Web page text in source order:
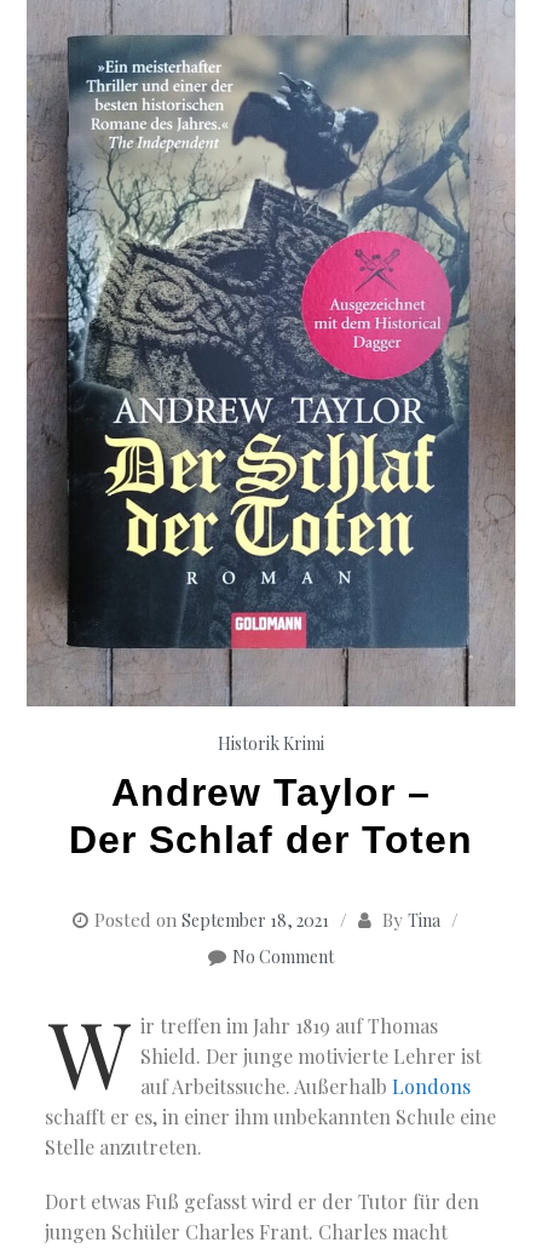
Historik Krimi
Andrew Taylor –
Der Schlaf der Toten
Posted on September 18, 2021 By Tina
No Comment
W ir treffen im Jahr 1819 auf Thomas
Shield. Der junge motivierte Lehrer ist
auf Arbeitssuche. AußerhalbLondons
schafft er es, in einer ihm unbekannten Schule eine
Stelle anzutreten.
Dort etwas Fuß gefasst wird er der Tutor für den
jungen Schüler Charles Frant. Charles macht